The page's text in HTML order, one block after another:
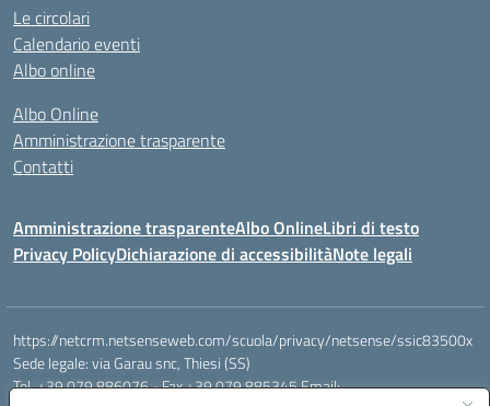
Le circolari
Calendario eventi
Albo online
Albo Online
Amministrazione trasparente
Contatti
Amministrazione trasparenteAlbo OnlineLibri di testo
Privacy PolicyDichiarazione di accessibilitàNote legali
https://netcrm.netsenseweb.com/scuola/privacy/netsense/ssic83500x
Sede legale: via Garau snc, Thiesi (SS)
Tel. +39 079 886076 - Fax +39 079 885345 Email: